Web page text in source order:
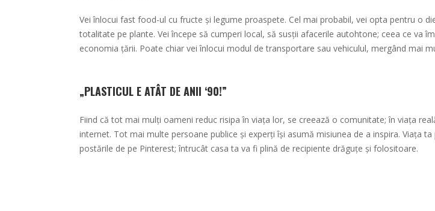
Vei înlocui fast food-ul cu fructe și legume proaspete. Cel mai probabil, vei opta pentru o
totalitate pe plante. Vei începe să cumperi local, să susții afacerile autohtone; ceea ce va
economia țării. Poate chiar vei înlocui modul de transportare sau vehiculul, mergând mai
„PLASTICUL E ATÂT DE ANII ‘90!”
Fiind că tot mai mulți oameni reduc risipa în viața lor, se creează o comunitate; în viața
internet. Tot mai multe persoane publice și experți își asumă misiunea de a inspira. Viața
postările de pe Pinterest; întrucât casa ta va fi plină de recipiente drăguțe și folositoare.